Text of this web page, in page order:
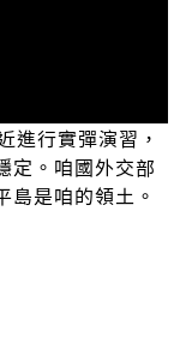
進行實彈演習，
定。咱國外交部
島是咱的領土。